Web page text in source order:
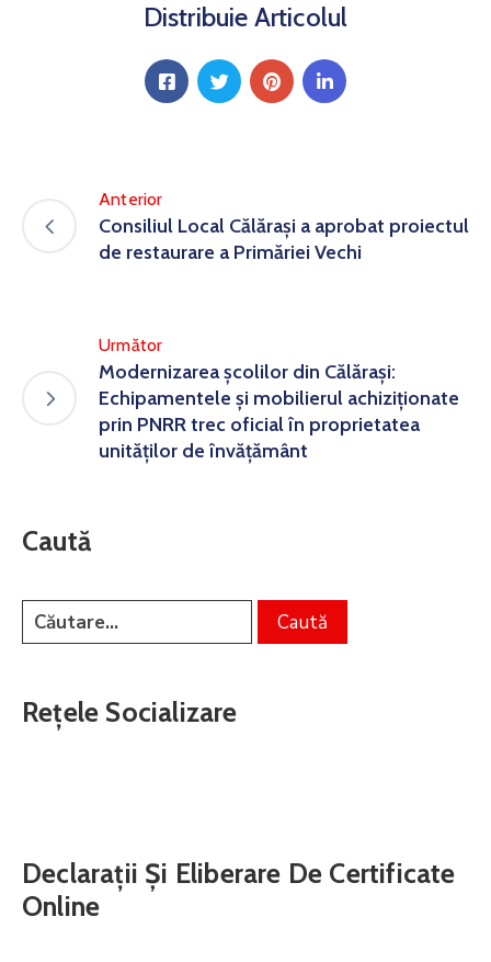
Distribuie Articolul
Anterior
Consiliul Local Călărași a aprobat proiectul
de restaurare a Primăriei Vechi
Următor
Modernizarea școlilor din Călărași:
Echipamentele și mobilierul achiziționate
prin PNRR trec oficial în proprietatea
unităților de învățământ
Caută
Rețele Socializare
Declarații Și Eliberare De Certificate
Online